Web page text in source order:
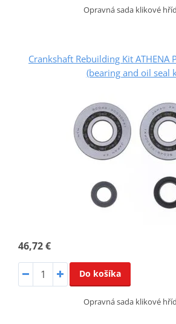
Opravná sada klikové
Crankshaft Rebuilding Kit ATHENA
(bearing and oil seal
46,72 €
Do košíka
Opravná sada klikové